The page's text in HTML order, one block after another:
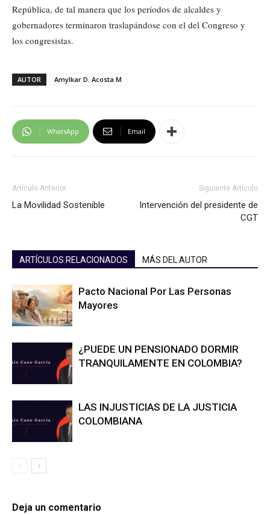
República, de tal manera que los períodos de alcaldes y
gobernadores terminaron traslapándose con el del Congreso y
los congresistas.
AUTOR Amylkar D. Acosta M
WhatsApp Email
Artículo Anterior
La Movilidad Sostenible
Siguiente Artículo
Intervención del presidente de
CGT
ARTÍCULOS RELACIONADOS MÁS DEL AUTOR
Pacto Nacional Por Las Personas
Mayores
¿PUEDE UN PENSIONADO DORMIR
TRANQUILAMENTE EN COLOMBIA?
LAS INJUSTICIAS DE LA JUSTICIA
COLOMBIANA
Deja un comentario